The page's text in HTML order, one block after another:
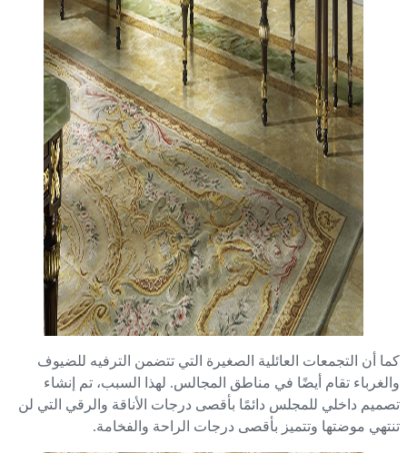
أن التجمعات العائلية الصغيرة التي تتضمن الترفيه للضيوف
تقام أيضًا في مناطق المجالس. لهذا السبب، تم إنشاء
داخلي للمجلس دائمًا بأقصى درجات الأناقة والرقي التي لن
موضتها وتتميز بأقصى درجات الراحة والفخامة.